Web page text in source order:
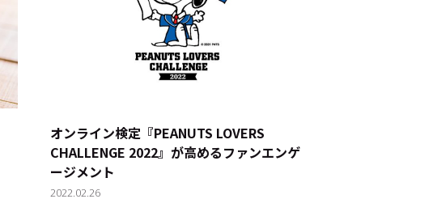
キーワード：
#サステナブルな取り組み #スタッフが語る
#リクルート
オンライン検定『PEANUTS LOVERS
CHALLENGE 2022』が高めるファンエンゲ
ージメント
2022.02.26